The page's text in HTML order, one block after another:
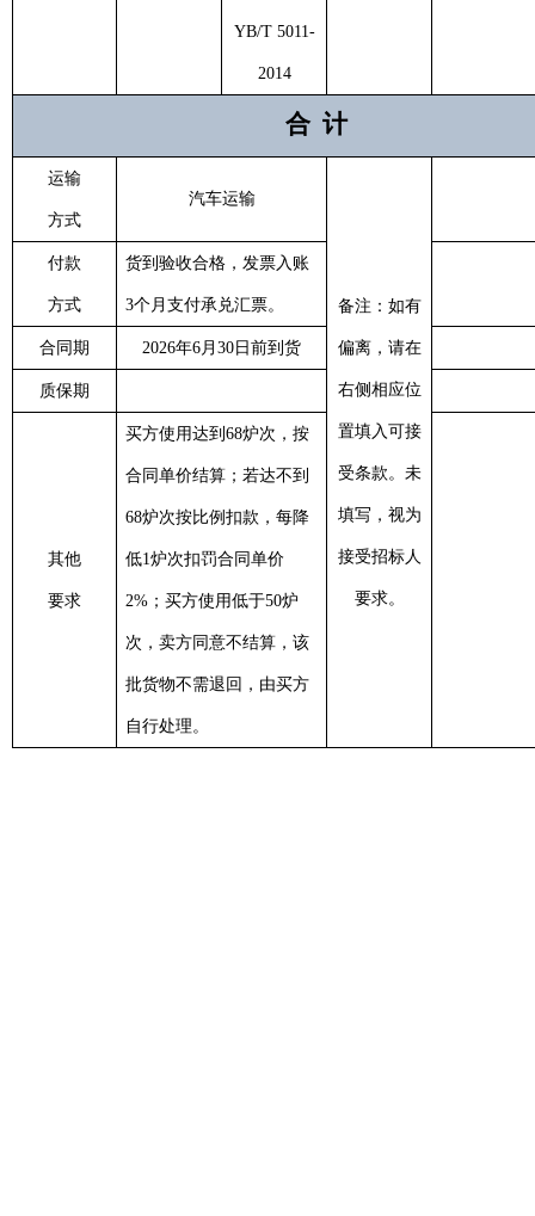
YB/T 5011-
2014
合 计
运输
方式
汽车运输
备注：如有
偏离，请在
右侧相应位
置填入可接
受条款。未
填写，视为
接受招标人
要求。
付款
方式
货到验收合格，发票入账
3个月支付承兑汇票。
合同期 2026年6月30日前到货
质保期
其他
要求
买方使用达到68炉次，按
合同单价结算；若达不到
68炉次按比例扣款，每降
低1炉次扣罚合同单价
2%；买方使用低于50炉
次，卖方同意不结算，该
批货物不需退回，由买方
自行处理。